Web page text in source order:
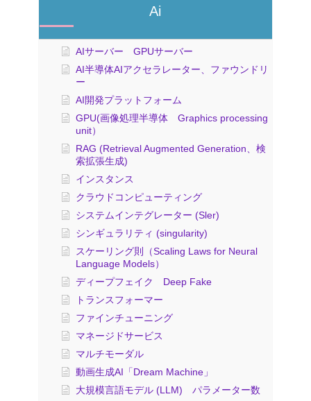
Ai
AIサーバー GPUサーバー
AI半導体AIアクセラレーター、ファウンドリ
ー
AI開発プラットフォーム
GPU(画像処理半導体 Graphics processing
unit）
RAG (Retrieval Augmented Generation、検
索拡張生成)
インスタンス
クラウドコンピューティング
システムインテグレーター (Sler)
シンギュラリティ (singularity)
スケーリング則（Scaling Laws for Neural
Language Models）
ディープフェイク Deep Fake
トランスフォーマー
ファインチューニング
マネージドサービス
マルチモーダル
動画生成AI「Dream Machine」
大規模言語モデル (LLM) パラメーター数